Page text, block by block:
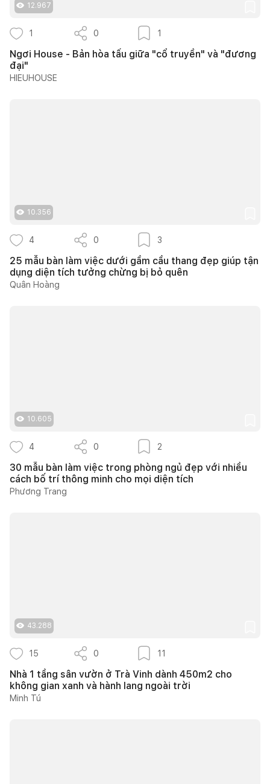
12.967
1 0 1
Ngơi House - Bản hòa tấu giữa "cổ truyền" và "đương
đại"
HIEUHOUSE
10.356
4 0 3
25 mẫu bàn làm việc dưới gầm cầu thang đẹp giúp tận
dụng diện tích tưởng chừng bị bỏ quên
Quân Hoàng
10.605
4 0 2
30 mẫu bàn làm việc trong phòng ngủ đẹp với nhiều
cách bố trí thông minh cho mọi diện tích
Phương Trang
43.288
15 0 11
Nhà 1 tầng sân vườn ở Trà Vinh dành 450m2 cho
không gian xanh và hành lang ngoài trời
Minh Tú